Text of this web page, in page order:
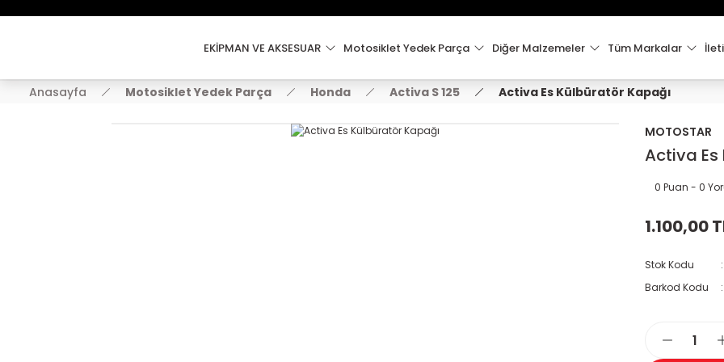
2000 TL VE ÜZERİ KARGO ÜCRETSİZ !
EKİPMAN VE AKSESUAR Motosiklet Yedek Parça Diğer Malzemeler Tüm Markalar
Anasayfa Motosiklet Yedek Parça Honda Activa S 125 Activa Es Külbüratör Kapağı
MOTOSTAR
Activa Es
0 Puan - 0
1.100,00
Stok Kodu
Barkod Kodu